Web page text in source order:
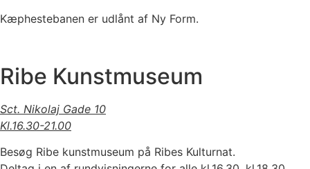
Kæphestebanen er udlånt af Ny Form.
Ribe Kunstmuseum
Sct. Nikolaj Gade 10
Kl.16.30-21.00
Besøg Ribe kunstmuseum på Ribes Kulturnat.